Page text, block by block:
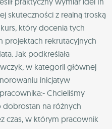
skuteczności z realną troską
który docenia tych
rekrutacyjnych
Jak podkreślała
w kategorii głównej
inicjatyw
Chcieliśmy
na różnych
czas, w którym pracownik